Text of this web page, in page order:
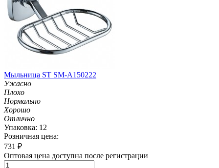
Мыльница ST SM-A150222
Ужасно
Плохо
Нормально
Хорошо
Отлично
Упаковка: 12
Розничная цена:
731 ₽
Оптовая цена доступна после регистрации